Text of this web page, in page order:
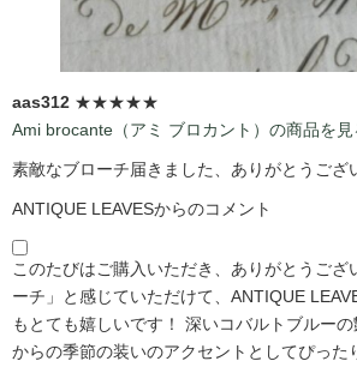
aas312 ★★★★★
Ami brocante（アミ ブロカント）の商品を見
素敵なブローチ届きました、ありがとうござ
ANTIQUE LEAVESからのコメント
このたびはご購入いただき、ありがとうご
ーチ」と感じていただけて、ANTIQUE
もとても嬉しいです！ 深いコバルトブルー
からの季節の装いのアクセントとしてぴった